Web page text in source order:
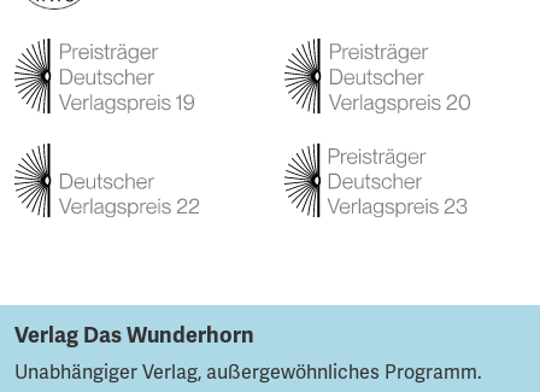
Verlag Das Wunderhorn
Unabhängiger Verlag, außergewöhnliches Programm.